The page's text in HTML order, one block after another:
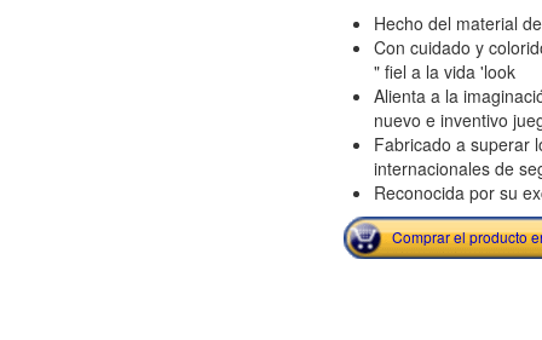
Hecho del material
Con cuidado y
" fiel a la vida 'look
Alienta a la
nuevo e inventivo
Fabricado a superar
internacionales de
Reconocida por su
Comprar el producto